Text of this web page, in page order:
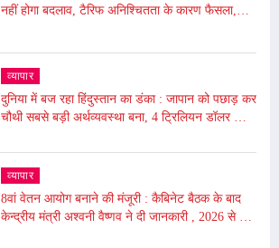
नहीं होगा बदलाव, टैरिफ अनिश्चितता के कारण फैसला,
व्यापार
दुनिया में बज रहा हिंदुस्तान का डंका : जापान को पछाड़ कर
चौथी सबसे बड़ी अर्थव्यवस्था बना, 4 ट्रिलियन डॉलर की
व्यापार
8वां वेतन आयोग बनाने की मंजूरी : कैबिनेट बैठक के बाद
केन्द्रीय मंत्री अश्वनी वैष्णव ने दी जानकारी , 2026 से लागू